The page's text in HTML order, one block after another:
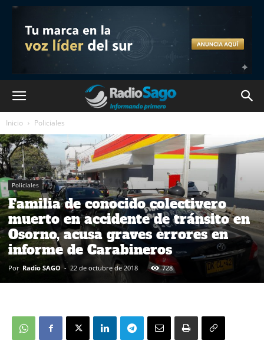
Inicio Policiales
Policiales
Familia de conocido colectivero
muerto en accidente de tránsito en
Osorno, acusa graves errores en
informe de Carabineros
Por Radio SAGO - 22 de octubre de 2018 728